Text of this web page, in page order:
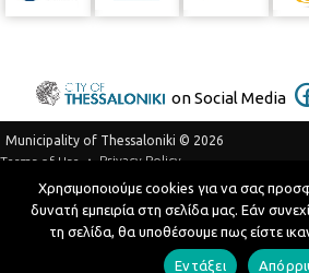
on Social Media
Municipality of Thessaloniki © 2026
Terms of Use
Privacy Policy
Telephone Catalog
Developed byMyCompany Projects
Χρησιμοποιούμε cookies για να σας
δυνατή εμπειρία στη σελίδα μας. Εάν
τη σελίδα, θα υποθέσουμε πως είστε
Εντάξει